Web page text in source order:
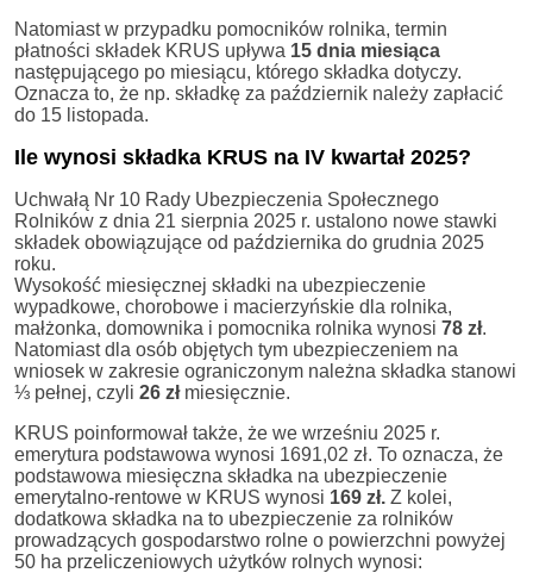
Natomiast w przypadku pomocników rolnika, termin
płatności składek KRUS upływa 15 dnia miesiąca
następującego po miesiącu, którego składka dotyczy.
Oznacza to, że np. składkę za październik należy zapłacić
do 15 listopada.
Ile wynosi składka KRUS na IV kwartał 2025?
Uchwałą Nr 10 Rady Ubezpieczenia Społecznego
Rolników z dnia 21 sierpnia 2025 r. ustalono nowe stawki
składek obowiązujące od października do grudnia 2025
roku.
Wysokość miesięcznej składki na ubezpieczenie
wypadkowe, chorobowe i macierzyńskie dla rolnika,
małżonka, domownika i pomocnika rolnika wynosi 78 zł.
Natomiast dla osób objętych tym ubezpieczeniem na
wniosek w zakresie ograniczonym należna składka stanowi
⅓ pełnej, czyli 26 złmiesięcznie.
KRUS poinformował także, że we wrześniu 2025 r.
emerytura podstawowa wynosi 1691,02 zł. To oznacza, że
podstawowa miesięczna składka na ubezpieczenie
emerytalno-rentowe w KRUS wynosi 169 zł. Z kolei,
dodatkowa składka na to ubezpieczenie za rolników
prowadzących gospodarstwo rolne o powierzchni powyżej
50 ha przeliczeniowych użytków rolnych wynosi: